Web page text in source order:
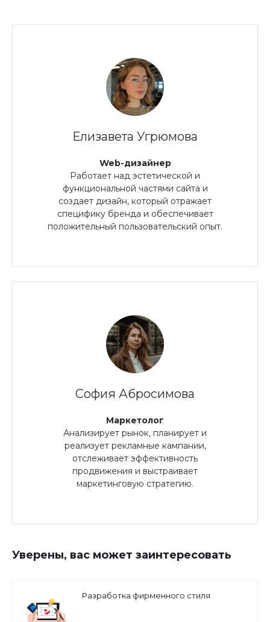
Елизавета Угрюмова
Web-дизайнер
Работает над эстетической и
функциональной частями сайта и
создает дизайн, который отражает
специфику бренда и обеспечивает
положительный пользовательский опыт.
София Абросимова
Маркетолог
Анализирует рынок, планирует и
реализует рекламные кампании,
отслеживает эффективность
продвижения и выстраивает
маркетинговую стратегию.
Уверены, вас может заинтересовать
Разработка фирменного стиля